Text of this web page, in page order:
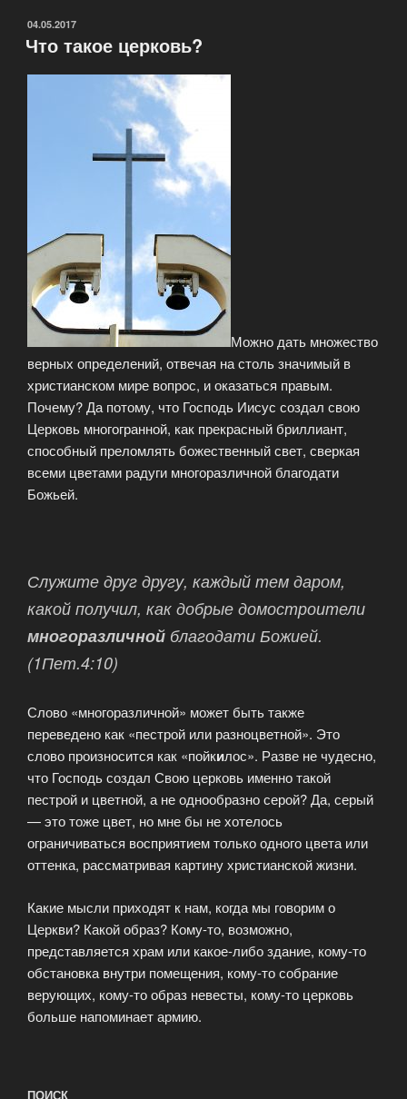
ОПУБЛИКОВАНО
04.05.2017
Что такое церковь?
Можно дать множество
верных определений, отвечая на столь значимый в
христианском мире вопрос, и оказаться правым.
Почему? Да потому, что Господь Иисус создал свою
Церковь многогранной, как прекрасный бриллиант,
способный преломлять божественный свет, сверкая
всеми цветами радуги многоразличной благодати
Божьей.
Служите друг другу, каждый тем даром,
какой получил, как добрые домостроители
многоразличной благодати Божией.
(1Пет.4:10)
Слово «многоразличной» может быть также
переведено как «пестрой или разноцветной». Это
слово произносится как «пойкилос». Разве не чудесно,
что Господь создал Свою церковь именно такой
пестрой и цветной, а не однообразно серой? Да, серый
— это тоже цвет, но мне бы не хотелось
ограничиваться восприятием только одного цвета или
оттенка, рассматривая картину христианской жизни.
Какие мысли приходят к нам, когда мы говорим о
Церкви? Какой образ? Кому-то, возможно,
представляется храм или какое-либо здание, кому-то
обстановка внутри помещения, кому-то собрание
верующих, кому-то образ невесты, кому-то церковь
больше напоминает армию.
ПОИСК